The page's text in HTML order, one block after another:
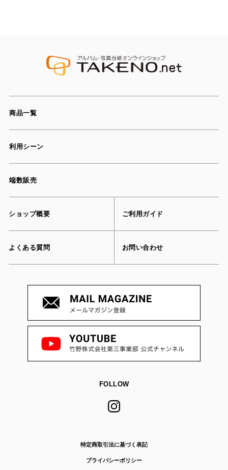
商品一覧
利用シーン
端数販売
ショップ概要 ご利用ガイド
よくある質問 お問い合わせ
FOLLOW
特定商取引法に基づく表記
プライバシーポリシー